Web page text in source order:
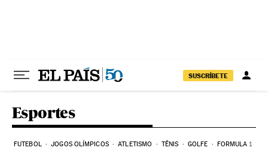
SUSCRÍBETE
Esportes
FUTEBOL JOGOS OLÍMPICOS ATLETISMO TÊNIS GOLFE FORMULA 1